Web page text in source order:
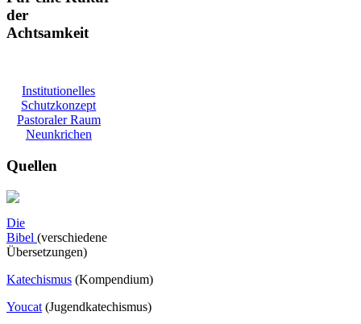
der
Achtsamkeit
Institutionelles
Schutzkonzept
Pastoraler Raum
Neunkrichen
Quellen
Die
Bibel (verschiedene
Übersetzungen)
Katechismus (Kompendium)
Youcat (Jugendkatechismus)